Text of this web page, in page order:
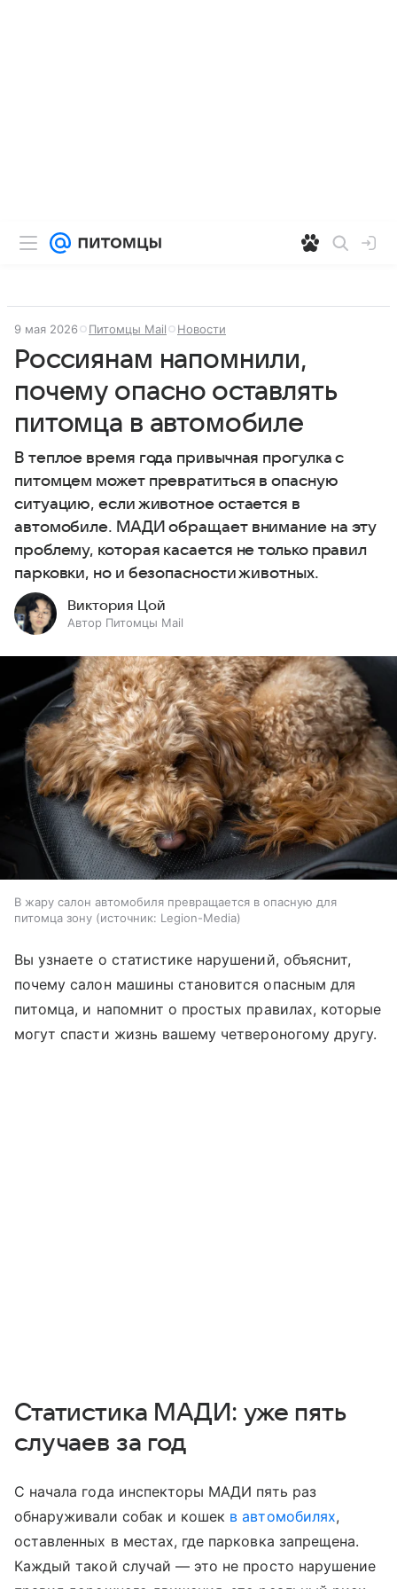
9 мая 2026 Питомцы Mail Новости
Россиянам напомнили,
почему опасно оставлять
питомца в автомобиле
В теплое время года привычная прогулка с
питомцем может превратиться в опасную
ситуацию, если животное остается в
автомобиле. МАДИ обращает внимание на эту
проблему, которая касается не только правил
парковки, но и безопасности животных.
Виктория Цой
Автор Питомцы Mail
В жару салон автомобиля превращается в опасную для
питомца зону
источник: Legion-Media
Вы узнаете о статистике нарушений, объяснит,
почему салон машины становится опасным для
питомца, и напомнит о простых правилах, которые
могут спасти жизнь вашему четвероногому другу.
Статистика МАДИ: уже пять
случаев за год
С начала года инспекторы МАДИ пять раз
обнаруживали собак и кошек в автомобилях,
оставленных в местах, где парковка запрещена.
Каждый такой случай — это не просто нарушение